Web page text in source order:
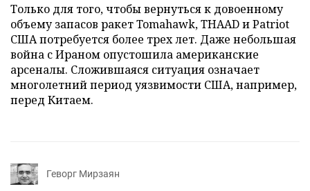
Только для того, чтобы вернуться к довоенному
объему запасов ракет Tomahawk, THAAD и Patriot
США потребуется более трех лет. Даже небольшая
война с Ираном опустошила американские
арсеналы. Сложившаяся ситуация означает
многолетний период уязвимости США, например,
перед Китаем.
Геворг Мирзаян